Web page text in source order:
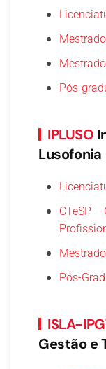
Pós-
IPLUSO
Lusofonia
CTeSP
Pós-
ISLA-
Gestão e